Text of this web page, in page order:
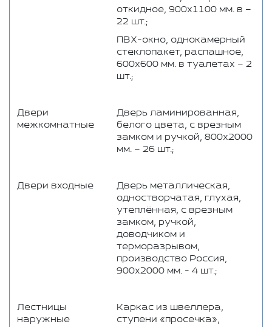
откидное, 900х1100 мм. в –
22 шт.;
ПВХ-окно, однокамерный
стеклопакет, распашное,
600х600 мм. в туалетах – 2
шт.;
Двери
межкомнатные
Дверь ламинированная,
белого цвета, с врезным
замком и ручкой, 800х2000
мм. – 26 шт.;
Двери входные
Дверь металлическая,
одностворчатая, глухая,
утеплённая, с врезным
замком, ручкой,
доводчиком и
терморазрывом,
производство Россия,
900x2000 мм. - 4 шт.;
Лестницы
наружные
Каркас из швеллера,
ступени «просечка»,